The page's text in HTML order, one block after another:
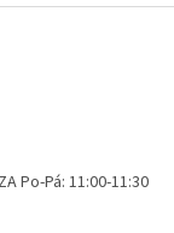
Po-Pá: 11:00-11:30